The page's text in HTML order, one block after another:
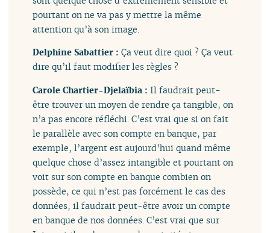
pourtant on ne va pas y mettre la même
attention qu’à son image.
Delphine Sabattier :Ça veut dire quoi ? Ça veut
dire qu’il faut modifier les règles ?
Carole Chartier-Djelaïbia :Il faudrait peut-
être trouver un moyen de rendre ça tangible, on
n’a pas encore réfléchi. C’est vrai que si on fait
le parallèle avec son compte en banque, par
exemple, l’argent est aujourd’hui quand même
quelque chose d’assez intangible et pourtant on
voit sur son compte en banque combien on
possède, ce qui n’est pas forcément le cas des
données, il faudrait peut-être avoir un compte
en banque de nos données. C’est vrai que sur